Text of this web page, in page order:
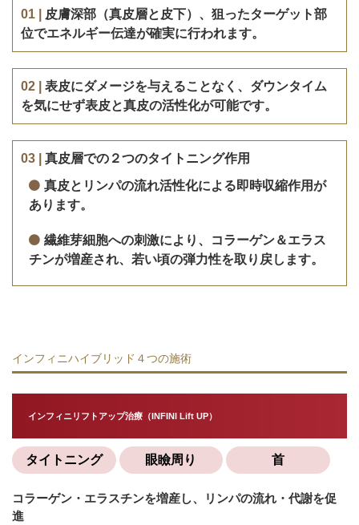
01 |
皮膚深部（真皮層と皮下）、狙ったターゲット部
位でエネルギー伝達が確実に行われます。
02 |
表皮にダメージを与えることなく、ダウンタイム
を気にせず表皮と真皮の活性化が可能です。
03 |
真皮層での２つのタイトニング作用
真皮とリンパの流れ活性化による即時収縮作用が
あります。
繊維芽細胞への刺激により、コラーゲン＆エラス
チンが増産され、若い頃の弾力性を取り戻します。
インフィニハイブリッド４つの施術
インフィニリフトアップ治療（INFINI Lift UP）
タイトニング 眼瞼周り 首
コラーゲン・エラスチンを増産し、リンパの流れ・代謝を促
進